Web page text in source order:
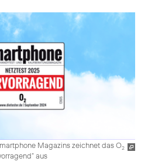
Magazins zeichnet das O2
aus